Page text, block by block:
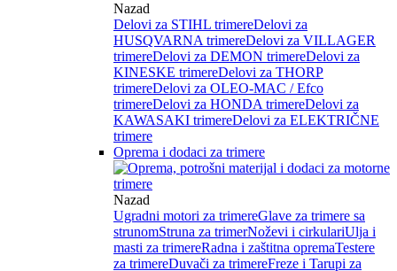
Nazad
Delovi za STIHL trimereDelovi za
HUSQVARNA trimereDelovi za VILLAGER
trimereDelovi za DEMON trimereDelovi za
KINESKE trimereDelovi za THORP
trimereDelovi za OLEO-MAC / Efco
trimereDelovi za HONDA trimereDelovi za
KAWASAKI trimereDelovi za ELEKTRIČNE
trimere
Oprema i dodaci za trimere
Nazad
Ugradni motori za trimereGlave za trimere sa
strunomStruna za trimerNoževi i cirkulariUlja i
masti za trimereRadna i zaštitna opremaTestere
za trimereDuvači za trimereFreze i Tarupi za